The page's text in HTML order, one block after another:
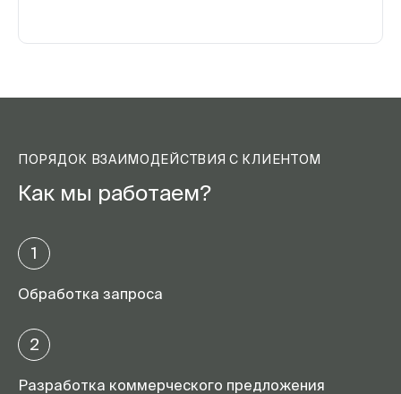
ПОРЯДОК ВЗАИМОДЕЙСТВИЯ С КЛИЕНТОМ
Как мы работаем?
1
Обработка запроса
2
Разработка коммерческого предложения